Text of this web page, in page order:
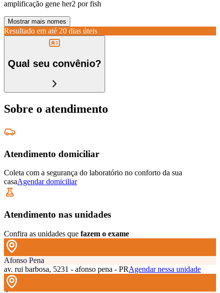
amplificação gene her2 por fish
Mostrar mais nomes
Resultado em até 20 dias úteis
Qual seu convênio?
Sobre o atendimento
Atendimento domiciliar
Coleta com a segurança do laboratório no conforto da sua
casaAgendar domiciliar
Atendimento nas unidades
Confira as unidades que fazem o exame
Afonso Pena
av. rui barbosa, 5231 - afonso pena - PRAgendar nessa unidade